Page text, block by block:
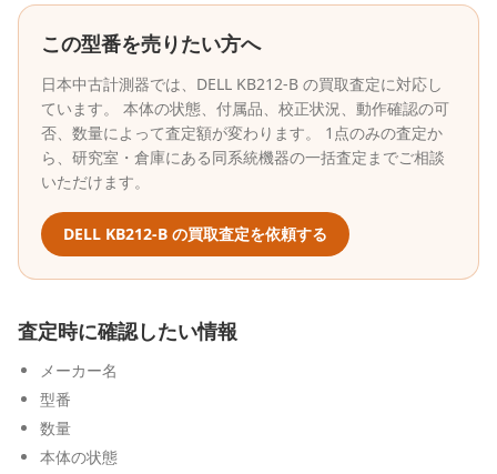
この型番を売りたい方へ
日本中古計測器では、 DELL KB212-B の買取査定に対応し
ています。 本体の状態、付属品、校正状況、動作確認の可
否、数量によって査定額が変わります。 1点のみの査定か
ら、研究室・倉庫にある同系統機器の一括査定までご相談
いただけます。
DELL KB212-B の買取査定を依頼する
査定時に確認したい情報
メーカー名
型番
数量
本体の状態